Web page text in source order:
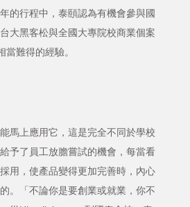
的行程中，泰頤認為有機會參與國
大黑客松與全國大專院校商業個案
當難得的經驗。
馬上應用它，這是完全不同於學校
予了員工放膽嘗試的機會，每當看
用，使產品變得更加完善時，內心
。「不論你是要創業或就業，你不